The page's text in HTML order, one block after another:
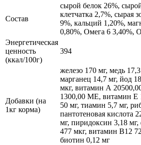
Состав
сырой белок 26%,
клетчатка 2,7%, сырая
9%, кальций 1,20%,
0,80%, Омега 6 3,40%,
Энергетическая
ценность
(ккал/100г)
394
Добавки (на
1кг корма)
железо 170 мг, медь
марганец 14,7 мг, йод
мкг, витамин А
1300,00 МЕ, витамин Е
50 мг, тиамин 5,7 мг,
пантотеновая кислота
мг, пиридоксин 3,18 мг,
477 мкг, витамин В12
биотин 0,12 мг